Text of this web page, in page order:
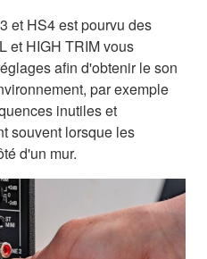
et HS4 est pourvu des
et HIGH TRIM vous
afin d'obtenir le son
par exemple
inutiles et
souvent lorsque les
d'un mur.